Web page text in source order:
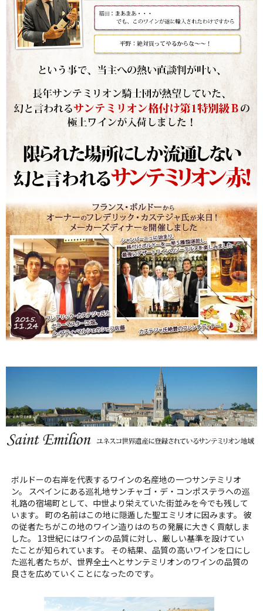
ボルドーの右岸を代表するワインの名産地の一つサンテミリオ
ン。 スペインにある巡礼地サンチャゴ・デ・コンポステラへの巡
礼路の宿場町として、中世より栄えていた街並みを今でも残して
います。 町の名前はこの地に隠遁した聖エミリオに因みます。 彼
の従者たちがこの地のワイン造りはのちの発展に大きく貢献しま
した。 13世紀にはワインの品質に対し、厳しい基準を設けてい
たことが知られています。 その結果、品質の高いワインを口にし
た巡礼者たちが、世界全土へとサンテミリオンのワインの品質の
良さを広めていくことになったのです。